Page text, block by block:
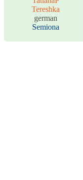
Tereshka
german
Semiona